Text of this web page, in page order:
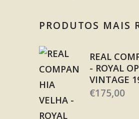
PRODUTOS MAIS
REAL
- ROYAL
VINTAGE
€175,00